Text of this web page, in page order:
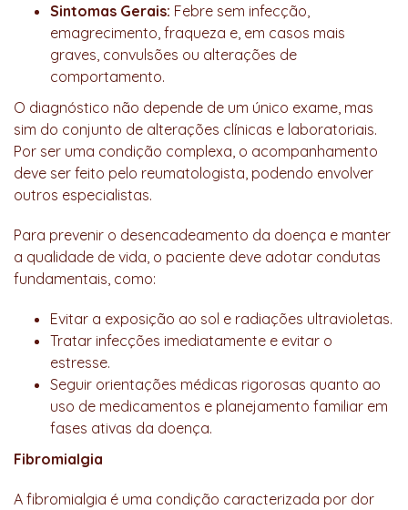
Sintomas Gerais: Febre sem infecção,
emagrecimento, fraqueza e, em casos mais
graves, convulsões ou alterações de
comportamento.
O diagnóstico não depende de um único exame, mas
sim do conjunto de alterações clínicas e laboratoriais.
Por ser uma condição complexa, o acompanhamento
deve ser feito pelo reumatologista, podendo envolver
outros especialistas.
Para prevenir o desencadeamento da doença e manter
a qualidade de vida, o paciente deve adotar condutas
fundamentais, como:
Evitar a exposição ao sol e radiações ultravioletas.
Tratar infecções imediatamente e evitar o
estresse.
Seguir orientações médicas rigorosas quanto ao
uso de medicamentos e planejamento familiar em
fases ativas da doença.
Fibromialgia
A fibromialgia é uma condição caracterizada por dor